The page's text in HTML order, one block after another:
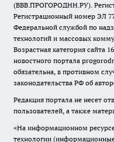
(ВВВ.ПРОГОРОДНН.РУ).
Регистрационный номер ЭЛ
Федеральной службой по
технологий и массовых
Возрастная категория сайта
новостного портала
обязательна, в противном
законодательства РФ об
Редакция портала не несет
пользователей, а также
«На информационном
технологии